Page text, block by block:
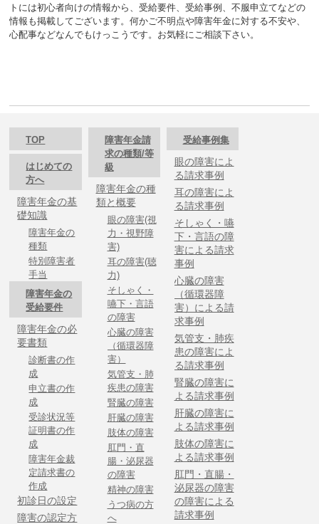
トには初心者向けの情報から、受給要件、受給事例、不服申立てなどの
情報も掲載してございます。何かご不明点や障害年金に対する不安や、
心配事などなんでもけっこうです。お気軽にご相談下さい。
TOP
はじめての
方へ
障害年金の基
礎知識
障害年金の
種類
特別障害者
手当
障害年金の
受給要件
障害年金の必
要書類
診断書の作
成
申立書の作
成
受診状況等
証明書の作
成
障害年金裁
定請求書の
作成
初診日の設定
障害の認定方
障害年金請
求の種類/等
級
障害年金の種
類と概要
眼の障害(視
力・視野障
害)
耳の障害(聴
力)
そしゃく・
嚥下・言語
の障害
心臓の障害
（循環器障
害）
気管支・肺
疾患の障害
腎臓の障害
肝臓の障害
肢体の障害
肛門・直
腸・泌尿器
の障害
精神の障害
うつ病の方
へ
受給事例集
眼の障害によ
る請求事例
耳の障害によ
る請求事例
そしゃく・嚥
下・言語の障
害による請求
事例
心臓の障害
（循環器障
害）による請
求事例
気管支・肺疾
患の障害によ
る請求事例
腎臓の障害に
よる請求事例
肝臓の障害に
よる請求事例
肢体の障害に
よる請求事例
肛門・直腸・
泌尿器の障害
の障害による
請求事例